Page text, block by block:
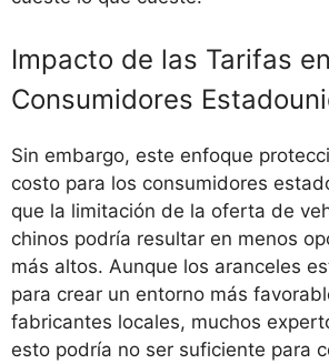
Impacto de las Tarifas
Consumidores
Sin embargo, este enfoque
costo para los consumidores
que la limitación de la oferta de
chinos podría resultar en menos
más altos. Aunque los aranceles
para crear un entorno más
fabricantes locales, muchos
esto podría no ser suficiente para